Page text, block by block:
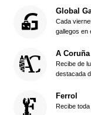
Global
Cada
gallegos en
A Coruña
Recibe de
destacada
Ferrol
Recibe